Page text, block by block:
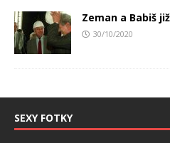
Zeman a Babiš
30/10/2020
SEXY FOTKY